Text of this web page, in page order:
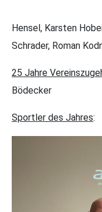
Hermann
Hensel, Karsten
Schrader, Roman
25 Jahre
Bödecker
Sportler des Jahres: